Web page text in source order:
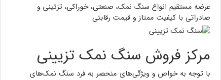
عرضه مستقیم انواع سنگ نمک، صنعتی، خوراکی، تزئینی و
صادراتی با کیفیت ممتاز و قیمت رقابتی
مرکز فروش سنگ نمک تزیینی
با توجه به خواص و ویژگی‌های منحصر به فرد سنگ نمک‌های